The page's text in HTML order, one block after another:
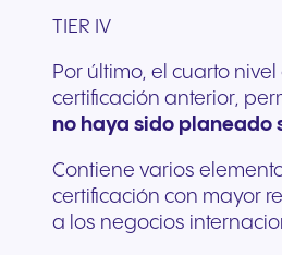
TIER IV
Por último, el cuarto
certificación anterior,
no haya sido planeado
Contiene varios
certificación con mayor
a los negocios